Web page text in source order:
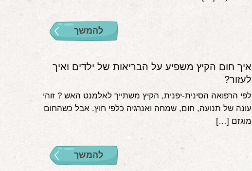
להמשך
איך חום הקיץ משפיע על הבריאות של ילדים ואיך
לעזור?
לפי הרפואה הסינית-יפנית, הקיץ משתייך לאלמנט האש ? זוהי
עונה של תנועה, חום, שמחה ואנרגיה כלפי חוץ. אבל כשהחום
מוגזם […]
להמשך